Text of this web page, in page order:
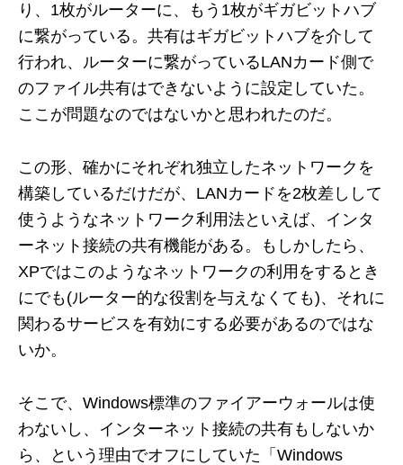
り、1枚がルーターに、もう1枚がギガビットハブ
に繋がっている。共有はギガビットハブを介して
行われ、ルーターに繋がっているLANカード側で
のファイル共有はできないように設定していた。
ここが問題なのではないかと思われたのだ。
この形、確かにそれぞれ独立したネットワークを
構築しているだけだが、LANカードを2枚差しして
使うようなネットワーク利用法といえば、インタ
ーネット接続の共有機能がある。もしかしたら、
XPではこのようなネットワークの利用をするとき
にでも(ルーター的な役割を与えなくても)、それに
関わるサービスを有効にする必要があるのではな
いか。
そこで、Windows標準のファイアーウォールは使
わないし、インターネット接続の共有もしないか
ら、という理由でオフにしていた「Windows